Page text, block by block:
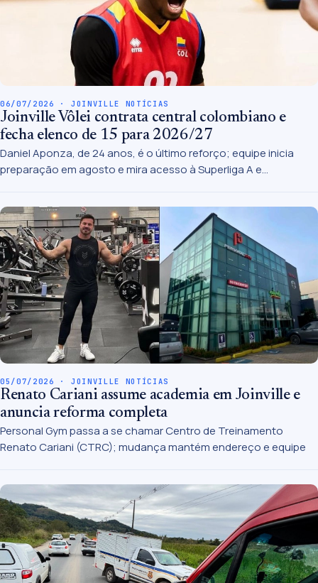
06/07/2026 · JOINVILLE NOTÍCIAS
Joinville Vôlei contrata central colombiano e
fecha elenco de 15 para 2026/27
Daniel Aponza, de 24 anos, é o último reforço; equipe inicia
preparação em agosto e mira acesso à Superliga A e
05/07/2026 · JOINVILLE NOTÍCIAS
Renato Cariani assume academia em Joinville e
anuncia reforma completa
Personal Gym passa a se chamar Centro de Treinamento
Renato Cariani (CTRC); mudança mantém endereço e equipe